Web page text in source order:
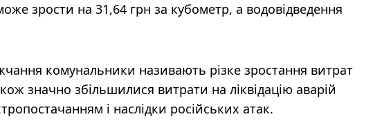
зрости на 31,64 грн за кубометр, а водовідведення
комунальники називають різке зростання витрат
значно збільшилися витрати на ліквідацію аварій
і наслідки російських атак.